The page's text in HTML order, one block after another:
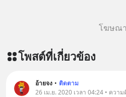
โฆษณา
โพสต์ที่เกี่ยวข้อง
อ้ายจง • ติดตาม
26 เม.ย. 2020 เวลา 04:24 • ควา